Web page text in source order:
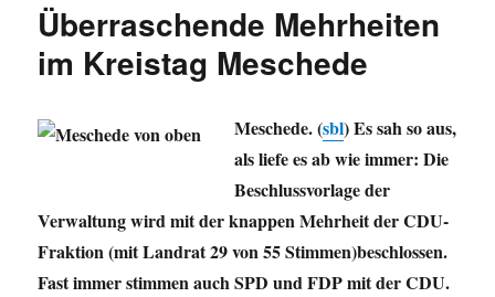
Heiner
JMStV,
WikiLeaks,
Bahn,
Haste
mal
Überraschende Mehrheiten
im Kreistag Meschede
Meschede. (sbl) Es sah so aus,
als liefe es ab wie immer: Die
Beschlussvorlage der
Verwaltung wird mit der knappen Mehrheit der CDU-
Fraktion (mit Landrat 29 von 55 Stimmen)beschlossen.
Fast immer stimmen auch SPD und FDP mit der CDU.